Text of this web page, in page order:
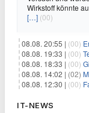
Wirkstoff könnte
[…] (00)
08.08. 20:55 | (00)
08.08. 19:33 | (00)
08.08. 18:33 | (00)
08.08. 14:02 | (02)
08.08. 12:30 | (00)
IT-NEWS